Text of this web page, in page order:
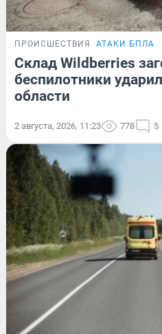
ПРОИСШЕСТВИЯ АТАКИ БПЛА
Склад Wildberries
беспилотники
области
2 августа, 2026, 11:23 778 5